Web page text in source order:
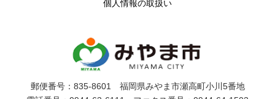
個人情報の取扱い
郵便番号：835-8601 福岡県みやま市瀬高町小川5番地